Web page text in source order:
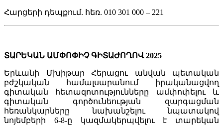
Հարցերի դեպքում. հեռ. 010 301 000 – 221
ՏԱՐԵԿԱՆ ԱՄՓՈՓԻՉ ԳԻՏԱԺՈՂՈՎ 2025
Երևանի Մխիթար Հերացու անվան պետական
բժշկական համալսարանում իրականացվող
գիտական հետազոտությունները ամփոփելու և
գիտական գործունեության զարգացման
հեռանկարները նախանշելու նպատակով
նոյեմբերի 6-8-ը կազմակերպվելու է տարեկան